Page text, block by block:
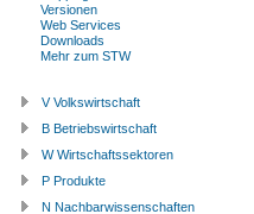
Versionen
Web Services
Downloads
Mehr zum STW
V Volkswirtschaft
B Betriebswirtschaft
W Wirtschaftssektoren
P Produkte
N Nachbarwissenschaften